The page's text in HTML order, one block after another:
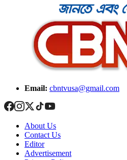
Email: cbntvusa@gmail.com
About Us
Contact Us
Editor
Advertisement